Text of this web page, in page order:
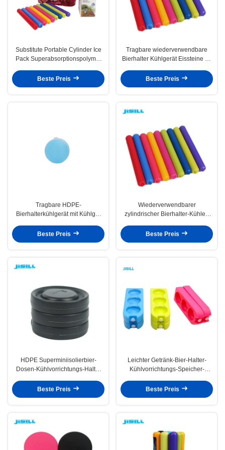
Substitute Portable Cylinder Ice
Pack Superabsorptionspolymer
Lebensmittel
Beste Preis
Tragbare wiederverwendbare
Bierhalter Kühlgerät Eissteine 90
Beste Preis
Tragbare HDPE-
Bierhalterkühlgerät mit Kühlgel
Beste Preis
Wiederverwendbarer
zylindrischer Bierhalter-Kühler-
zum Kühlen von Getränken/Bier
Beste Preis
HDPE Superminiisolierbier-
Dosen-Kühlvorrichtungs-Halter
Beste Preis
Leichter Getränk-Bier-Halter-
Kühlvorrichtungs-Speicher-
langlebig
Beste Preis